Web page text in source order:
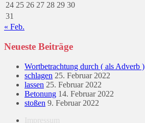
24 25 26 27 28 29 30
31
« Feb.
Neueste Beiträge
Wortbetrachtung durch ( als Adverb )
schlagen 25. Februar 2022
lassen 25. Februar 2022
Betonung 14. Februar 2022
stoßen 9. Februar 2022
Impressum